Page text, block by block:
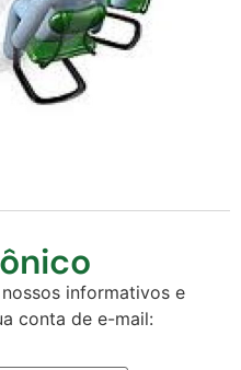
informativos e
conta de e-mail: